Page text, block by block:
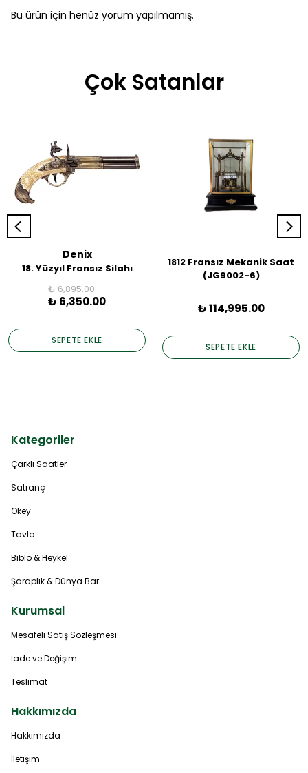
Bu ürün için henüz yorum yapılmamış.
Çok Satanlar
Denix
18. Yüzyıl Fransız Silahı
₺ 6,895.00
₺ 6,350.00
SEPETE EKLE
1812 Fransız Mekanik Saat
(JG9002-6)
₺ 114,995.00
SEPETE EKLE
Kategoriler
Çarklı Saatler
Satranç
Okey
Tavla
Biblo & Heykel
Şaraplık & Dünya Bar
Kurumsal
Mesafeli Satış Sözleşmesi
İade ve Değişim
Teslimat
Hakkımızda
Hakkımızda
İletişim